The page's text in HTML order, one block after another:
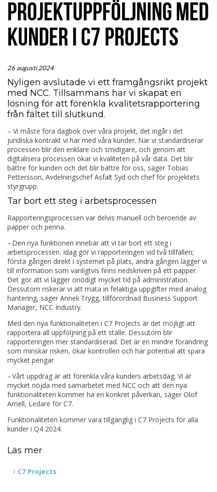
PROJEKTUPPFÖLJNING MED
KUNDER I C7 PROJECTS
26 augusti 2024
Nyligen avslutade vi ett framgångsrikt projekt
med NCC. Tillsammans har vi skapat en
lösning för att förenkla kvalitetsrapportering
från fältet till slutkund.
– Vi måste föra dagbok över våra projekt, det ingår i det
juridiska kontrakt vi har med våra kunder. När vi standardiserar
processen blir den enklare och smidigare, och genom att
digitalisera processen ökar vi kvaliteten på vår data. Det blir
bättre för kunden och det blir bättre för oss, säger Tobias
Pettersson, Avdelningschef Asfalt Syd och chef för projektets
styrgrupp.
Tar bort ett steg i arbetsprocessen
Rapporteringsprocessen var delvis manuell och beroende av
papper och penna.
– Den nya funktionen innebär att vi tar bort ett steg i
arbetsprocessen. Idag gör vi rapporteringen vid två tillfällen;
första gången direkt i systemet på plats, andra gången lägger vi
till information som vanligtvis finns nedskriven på ett papper.
Det gör att vi lägger onödigt mycket tid på administration.
Dessutom riskerar vi att mata in felaktiga uppgifter med analog
hantering, säger Anneli Trygg, tillförordnad Business Support
Manager, NCC Industry.
Med den nya funktionaliteten i C7 Projects är det möjligt att
rapportera all uppföljning på ett ställe. Dessutom blir
rapporteringen mer standardiserad. Det är en mindre förändring
som minskar risken, ökar kontrollen och har potential att spara
mycket pengar.
– Vårt uppdrag är att förenkla våra kunders arbetsdag. Vi är
mycket nöjda med samarbetet med NCC och att den nya
funktionaliteten kommer ha en konkret påverkan, säger Olof
Arnell, Ledare för C7.
Funktionaliteten kommer vara tillgänglig i C7 Projects för alla
kunder i Q4 2024.
Läs mer
C7 Projects